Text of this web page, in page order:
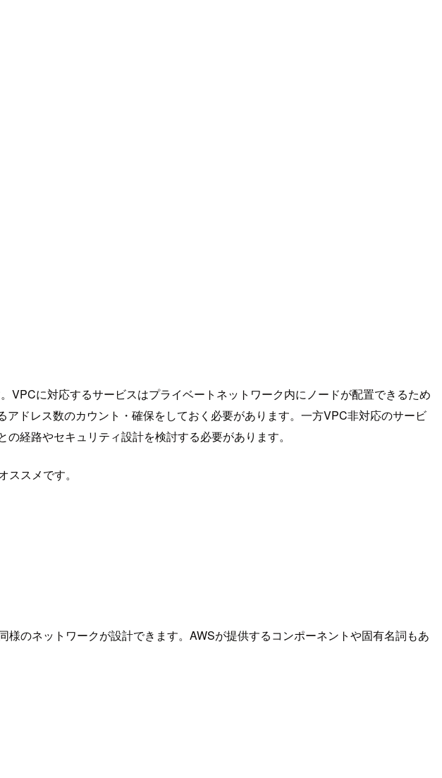
VPCに対応するサービスはプライベートネットワーク内にノードが配置できるため
ドレス数のカウント・確保をしておく必要があります。一方VPC非対応のサービ
経路やセキュリティ設計を検討する必要があります。
スメです。
のネットワークが設計できます。AWSが提供するコンポーネントや固有名詞もあ